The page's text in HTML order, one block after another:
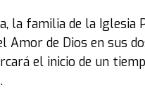
la familia de la
Amor de Dios en sus
el inicio de un